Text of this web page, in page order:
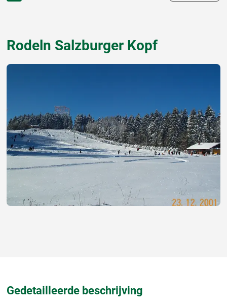
Rodeln Salzburger Kopf
Gedetailleerde beschrijving